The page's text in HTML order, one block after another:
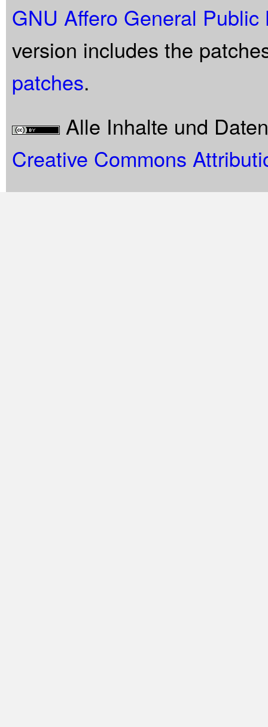
GNU Affero General Public
version includes the
patches.
Alle Inhalte und
Creative Commons